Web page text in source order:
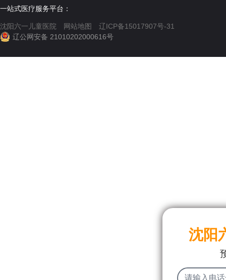
一站式医疗服务平台：
沈阳六一儿童医院 网站地图
辽ICP备15017907号-31
辽公网安备 21010202000616号
沈阳